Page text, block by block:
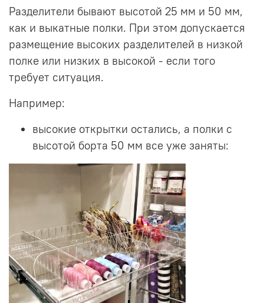
Разделители бывают высотой 25 мм и 50 мм,
как и выкатные полки. При этом допускается
размещение высоких разделителей в низкой
полке или низких в высокой - если того
требует ситуация.
Например:
высокие открытки остались, а полки с
высотой борта 50 мм все уже заняты: